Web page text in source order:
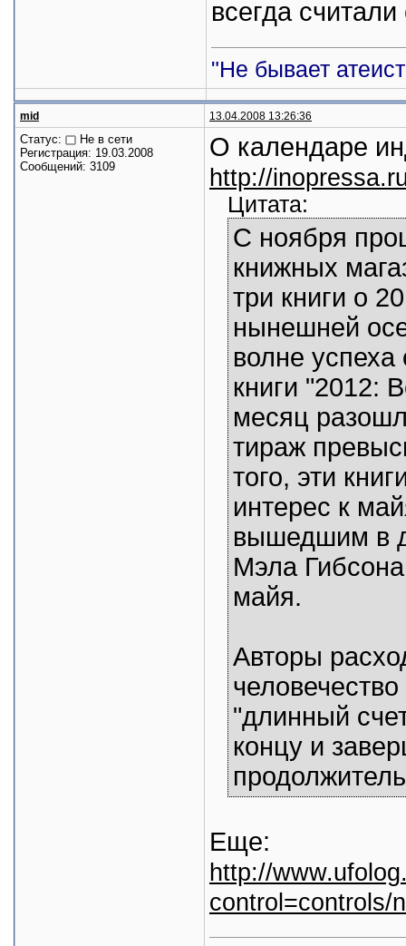
всегда
"Не бывает
mid 13.04.2008 13:26:36
Статус:
Не в сети
Регистрация: 19.03.2008
Сообщений: 3109
О календаре
http://
Цитата:
С ноября
книжных
три книги о
нынешней
волне
книги "2012:
месяц
тираж
того, эти
интерес к
вышедшим в
Мэла
майя.
Авторы
"длинный
концу и
Еще:
http://
control=controls/